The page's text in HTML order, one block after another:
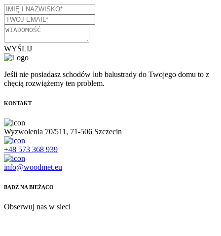
WYŚLIJ
Jeśli nie posiadasz schodów lub balustrady do Twojego domu to z
chęcią rozwiążemy ten problem.
KONTAKT
Wyzwolenia 70/511, 71-506 Szczecin
+48 573 368 939
info@woodmet.eu
BĄDŹ NA BIEŻĄCO
Obserwuj nas w sieci